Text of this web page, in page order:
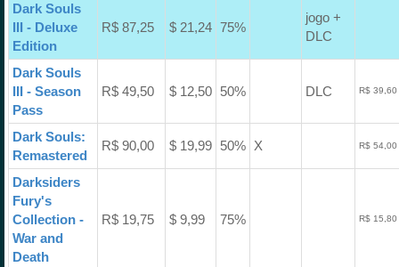
Dark Souls
III - Deluxe
Edition
R$ 87,25 $ 21,24 75%
jogo +
DLC
Dark Souls
III - Season
Pass
R$ 49,50 $ 12,50 50% DLC R$
Dark Souls:
Remastered
R$ 90,00 $ 19,99 50% X R$
Darksiders
Fury's
Collection -
War and
Death
R$ 19,75 $ 9,99 75% R$